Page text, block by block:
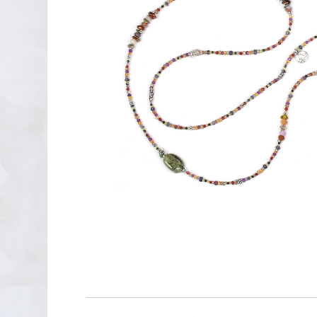
PENDIENTES DE PLATA
XAVIER DEL CERRO
LINEARGENT
MAR CUCURELLA
SKULL RIDER